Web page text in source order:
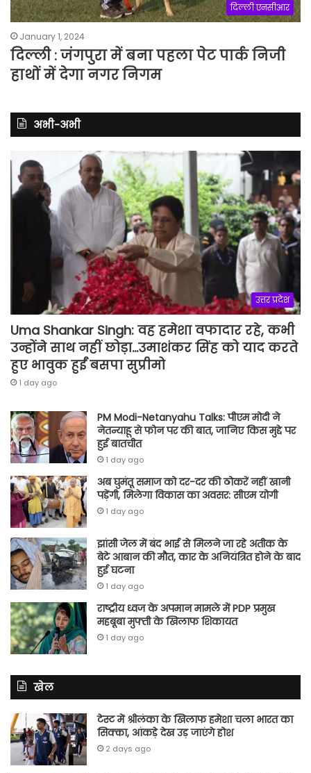
दिल्ली एनसीआर
January 1, 2024
दिल्ली : जंगपुरा में बना पहला पेट पार्क निजी
हाथों में देगा नगर निगम
अभी-अभी
उत्तर प्रदेश
Uma Shankar Singh: वह हमेशा वफादार रहे, कभी
उन्होंने साथ नहीं छोड़ा…उमाशंकर सिंह को याद करते
हुए भावुक हुईं बसपा सुप्रीमो
1 day ago
PM Modi-Netanyahu Talks: पीएम मोदी ने
नेतन्याहू से फोन पर की बात, जानिए किस मुद्दे पर
हुई बातचीत
1 day ago
अब घुमंतू समाज को दर-दर की ठोकरें नहीं खानी
पड़ेंगी, मिलेगा विकास का अवसर: सीएम योगी
1 day ago
झांसी जेल में बंद भाई से मिलने जा रहे अतीक के
बेटे आबान की मौत, कार के अनियंत्रित होने के बाद
हुई घटना
1 day ago
राष्ट्रीय ध्वज के अपमान मामले में PDP प्रमुख
महबूबा मुफ्ती के खिलाफ शिकायत
1 day ago
खेल
टेस्ट में श्रीलंका के खिलाफ हमेशा चला भारत का
सिक्का, आंकड़े देख उड़ जाएंगे होश
2 days ago